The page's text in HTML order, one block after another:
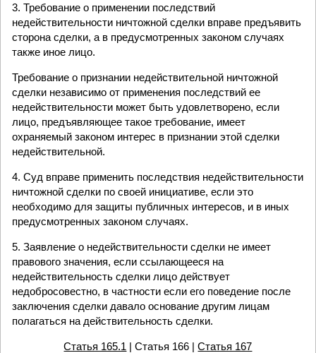
3. Требование о применении последствий
недействительности ничтожной сделки вправе предъявить
сторона сделки, а в предусмотренных законом случаях
также иное лицо.
Требование о признании недействительной ничтожной
сделки независимо от применения последствий ее
недействительности может быть удовлетворено, если
лицо, предъявляющее такое требование, имеет
охраняемый законом интерес в признании этой сделки
недействительной.
4. Суд вправе применить последствия недействительности
ничтожной сделки по своей инициативе, если это
необходимо для защиты публичных интересов, и в иных
предусмотренных законом случаях.
5. Заявление о недействительности сделки не имеет
правового значения, если ссылающееся на
недействительность сделки лицо действует
недобросовестно, в частности если его поведение после
заключения сделки давало основание другим лицам
полагаться на действительность сделки.
Статья 165.1 | Статья 166 |Статья 167